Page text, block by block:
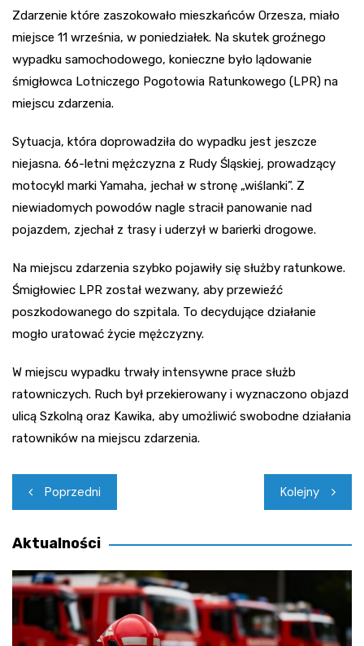
Zdarzenie które zaszokowało mieszkańców Orzesza, miało
miejsce 11 września, w poniedziałek. Na skutek groźnego
wypadku samochodowego, konieczne było lądowanie
śmigłowca Lotniczego Pogotowia Ratunkowego (LPR) na
miejscu zdarzenia.
Sytuacja, która doprowadziła do wypadku jest jeszcze
niejasna. 66-letni mężczyzna z Rudy Śląskiej, prowadzący
motocykl marki Yamaha, jechał w stronę „wiślanki”. Z
niewiadomych powodów nagle stracił panowanie nad
pojazdem, zjechał z trasy i uderzył w barierki drogowe.
Na miejscu zdarzenia szybko pojawiły się służby ratunkowe.
Śmigłowiec LPR został wezwany, aby przewieźć
poszkodowanego do szpitala. To decydujące działanie
mogło uratować życie mężczyzny.
W miejscu wypadku trwały intensywne prace służb
ratowniczych. Ruch był przekierowany i wyznaczono objazd
ulicą Szkolną oraz Kawika, aby umożliwić swobodne działania
ratowników na miejscu zdarzenia.
Nawigacja
wpisu
Poprzedni Kolejny
Aktualności